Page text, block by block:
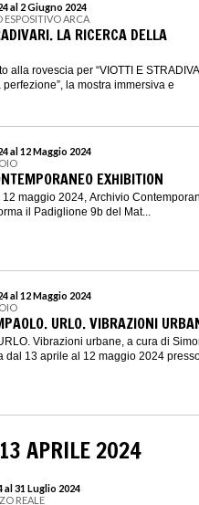
al 2 Giugno 2024
ESPOSITIVO ARCA
LA RICERCA DELLA
alla rovescia per “VIOTTI E
la mostra immersiva e
al 12 Maggio 2024
EXHIBITION
maggio 2024, Archivio
il Padiglione 9b del Mat...
al 12 Maggio 2024
URLO. VIBRAZIONI
Vibrazioni urbane, a cura di
dal 13 aprile al 12 maggio 2024 presso
APRILE 2024
al 31 Luglio 2024
REALE